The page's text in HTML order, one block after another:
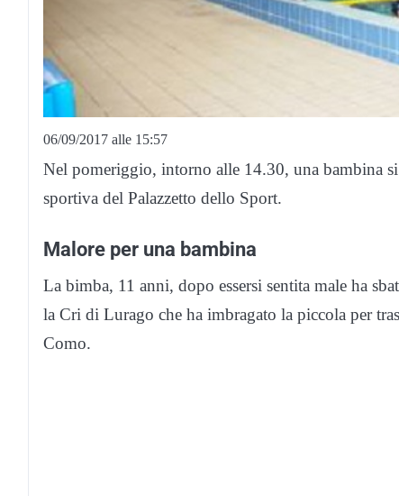
06/09/2017 alle 15:57
Nel pomeriggio, intorno alle 14.30, una bambina
sportiva del Palazzetto dello Sport.
Malore per una bambina
La bimba, 11 anni, dopo essersi sentita male ha
la Cri di Lurago che ha imbragato la piccola per
Como.